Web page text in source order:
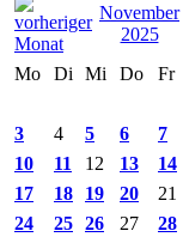
November
2025
Mo
Di Mi Do Fr
3
4 5 6 7
10
11 12 13 14
17
18 19 20 21
24
25 26 27 28